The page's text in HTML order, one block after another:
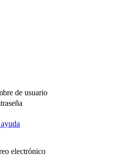
de usuario
electrónico